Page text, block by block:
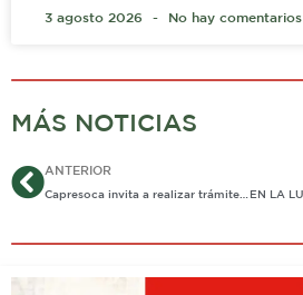
3 agosto 2026 No hay comentarios
MÁS NOTICIAS
AntANTERIOR
Capresoca invita a realizar trámites en línea